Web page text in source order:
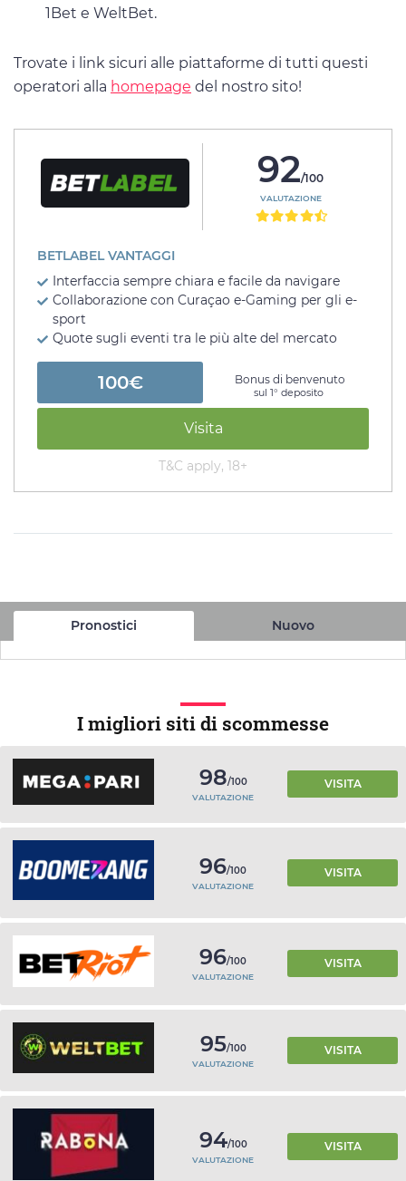
1Bet e WeltBet.
Trovate i link sicuri alle piattaforme di tutti questi
operatori alla homepage del nostro sito!
92/100
VALUTAZIONE
BETLABEL VANTAGGI
Interfaccia sempre chiara e facile da navigare
Collaborazione con Curaçao e-Gaming per gli e-
sport
Quote sugli eventi tra le più alte del mercato
100€ Bonus di benvenuto
sul 1° deposito
Visita
T&C apply, 18+
Pronostici Nuovo
I migliori siti di scommesse
98/100
VALUTAZIONE
VISITA
96/100
VALUTAZIONE
VISITA
96/100
VALUTAZIONE
VISITA
95/100
VALUTAZIONE
VISITA
94/100
VALUTAZIONE
VISITA